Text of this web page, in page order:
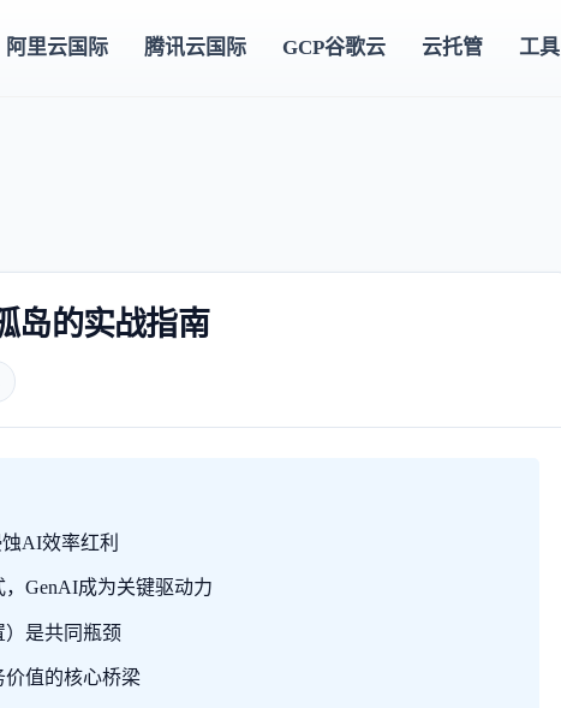
阿里云国际 腾讯云国际 GCP谷歌云 云托管 工具
岛的实战指南
AI效率红利
GenAI成为关键驱动力
是共同瓶颈
值的核心桥梁